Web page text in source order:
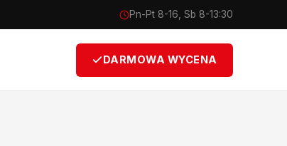
Pn-Pt 8-16, Sb 8-13:30
DARMOWA WYCENA